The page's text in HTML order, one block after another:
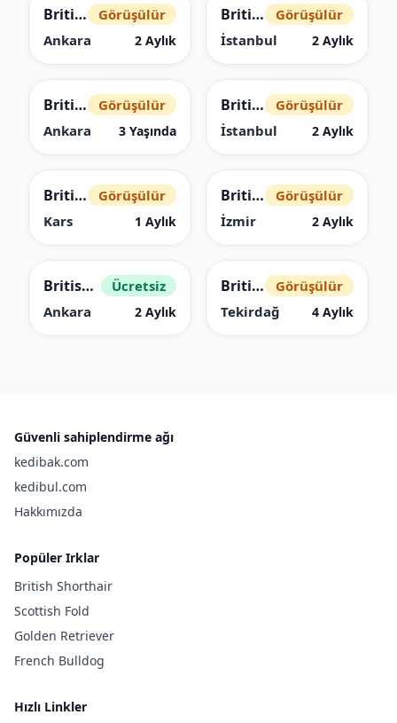
British Shorthair
Görüşülür
Ankara
2 Aylık
British Shorthair
Görüşülür
İstanbul
2 Aylık
British Shorthair
Görüşülür
Ankara
3 Yaşında
British Shorthair
Görüşülür
İstanbul
2 Aylık
British Shorthair
Görüşülür
Kars
1 Aylık
British Shorthair
Görüşülür
İzmir
2 Aylık
British Shorthair
Ücretsiz
Ankara
2 Aylık
British Shorthair
Görüşülür
Tekirdağ
4 Aylık
Güvenli sahiplendirme ağı
kedibak.com
kedibul.com
Hakkımızda
Popüler Irklar
British Shorthair
Scottish Fold
Golden Retriever
French Bulldog
Hızlı Linkler